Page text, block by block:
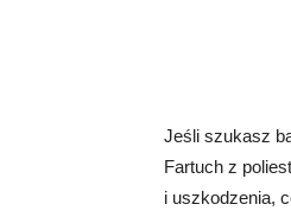
Jeśli szukasz
Fartuch z
i uszkodzenia,